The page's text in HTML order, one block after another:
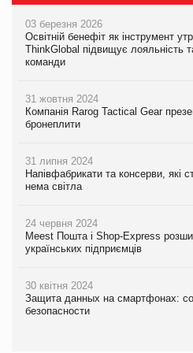
03 березня 2026
Освітній бенефіт як інструмент
ThinkGlobal підвищує лояльність
команди
31 жовтня 2024
Компанія Rarog Tactical Gear
бронеплити
31 липня 2024
Напівфабрикати та консерви, які
нема світла
24 червня 2024
Meest Пошта і Shop-Express
українських підприємців
30 квітня 2024
Защита данных на смартфонах:
безопасности